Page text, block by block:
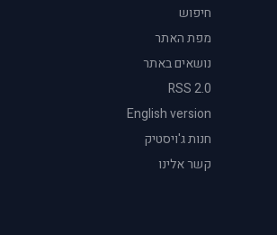
חיפוש
מפת האתר
נושאים באתר
RSS 2.0
English version
חנות ג'ויסטיק
קשר אלינו